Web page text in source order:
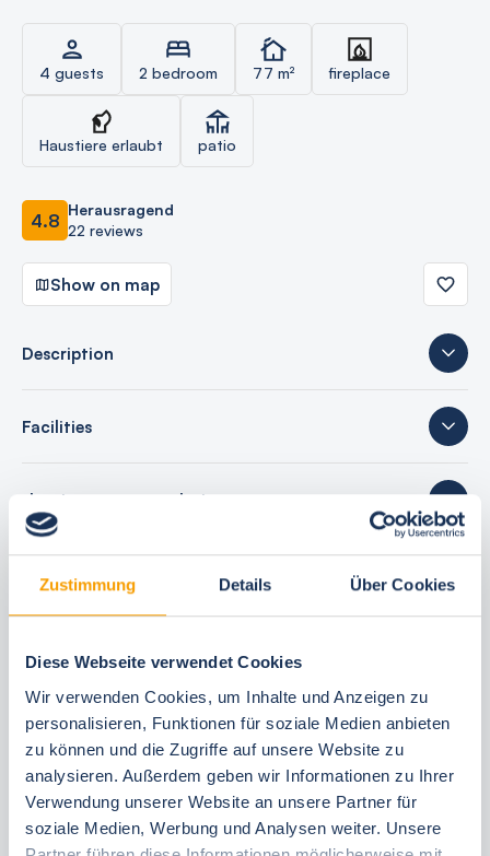
Zustimmung Details Über Cookies
Diese Webseite verwendet Cookies
Wir verwenden Cookies, um Inhalte und Anzeigen zu
personalisieren, Funktionen für soziale Medien anbieten
zu können und die Zugriffe auf unsere Website zu
analysieren. Außerdem geben wir Informationen zu Ihrer
Verwendung unserer Website an unsere Partner für
soziale Medien, Werbung und Analysen weiter. Unsere
4 guests 2 bedroom 77 m² fireplace
Haustiere erlaubt patio
4.8 Herausragend
22 reviews
Show on map
Description
Facilities
sleeping accommodations
Your booking benefits
best price guarantee
Reserve free of charge for 24 hours
30 Tage vor Anreise kostenfrei stornieren
Flexible arrival and departure 24/7